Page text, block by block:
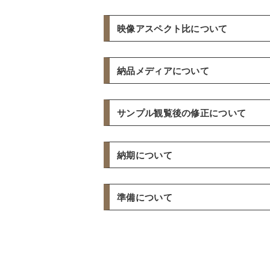
ご自身で丸などの形に切り取った写真など
弊社準備著作権フリー楽曲から選曲
サンプルでは（F017）と（F018)と（
ISUM管理楽曲の検索はコチラ
コメントの送り方
記入用紙をご自宅で印刷し、手書きで記
使用可能特殊演出
4種類まで使用可能
サンプルでは「コメントのみ」「ヒス
特殊演出とは
来るとっても人気のサービスです。 特
映像アスペクト比について
映像の画面比率
4：3/16：9よりご選択頂けます。不明
写真紹介部分のフレーム表示タイプは
納品メディアについて
納品メディア
DVDとブルーレイから選択可能ブルーレ
DVD記録内容詳細
映像のはじめに5秒と終わりに10秒のブ
映像の上下左右にセーフエリアを設け
サンプル観覧後の修正について
修正は有料/無料修正項目がございます
無料修正
名簿変更/コメント変更
BGMの調整
納期について
通常制作
素材（写真・コメント・音楽）などが弊
準備について